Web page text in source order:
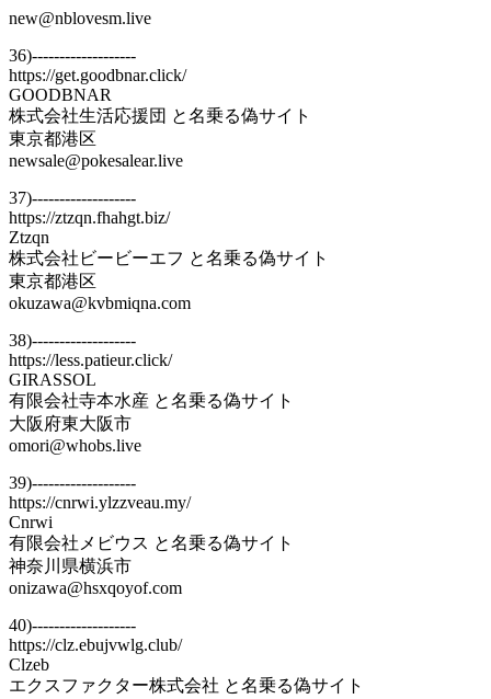
new@nblovesm.live
36)-------------------
https://get.goodbnar.click/
GOODBNAR
株式会社生活応援団 と名乗る偽サイト
東京都港区
newsale@pokesalear.live
37)-------------------
https://ztzqn.fhahgt.biz/
Ztzqn
株式会社ビービーエフ と名乗る偽サイト
東京都港区
okuzawa@kvbmiqna.com
38)-------------------
https://less.patieur.click/
GIRASSOL
有限会社寺本水産 と名乗る偽サイト
大阪府東大阪市
omori@whobs.live
39)-------------------
https://cnrwi.ylzzveau.my/
Cnrwi
有限会社メビウス と名乗る偽サイト
神奈川県横浜市
onizawa@hsxqoyof.com
40)-------------------
https://clz.ebujvwlg.club/
Clzeb
エクスファクター株式会社 と名乗る偽サイト